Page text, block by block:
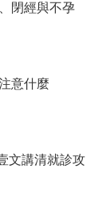
閉經與不孕
意什麼
文講清就診攻